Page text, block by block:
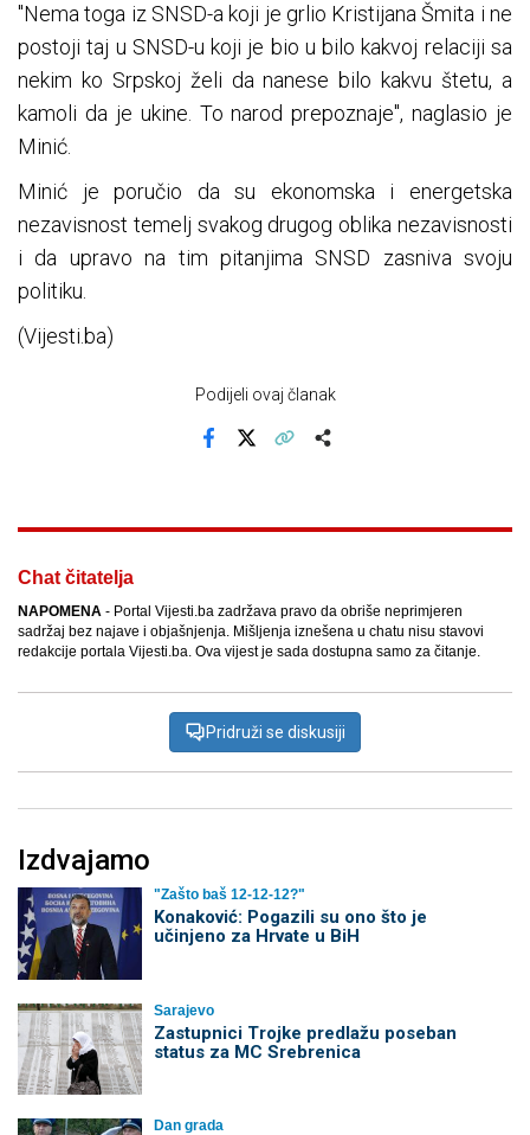
"Nema toga iz SNSD-a koji je grlio Kristijana Šmita i ne
postoji taj u SNSD-u koji je bio u bilo kakvoj relaciji sa
nekim ko Srpskoj želi da nanese bilo kakvu štetu, a
kamoli da je ukine. To narod prepoznaje", naglasio je
Minić.
Minić je poručio da su ekonomska i energetska
nezavisnost temelj svakog drugog oblika nezavisnosti
i da upravo na tim pitanjima SNSD zasniva svoju
politiku.
(Vijesti.ba)
Podijeli ovaj članak
Chat čitatelja
NAPOMENA - Portal Vijesti.ba zadržava pravo da obriše neprimjeren
sadržaj bez najave i objašnjenja. Mišljenja iznešena u chatu nisu stavovi
redakcije portala Vijesti.ba. Ova vijest je sada dostupna samo za čitanje.
Pridruži se diskusiji
Izdvajamo
"Zašto baš 12-12-12?"
Konaković: Pogazili su ono što je
učinjeno za Hrvate u BiH
Sarajevo
Zastupnici Trojke predlažu poseban
status za MC Srebrenica
Dan grada